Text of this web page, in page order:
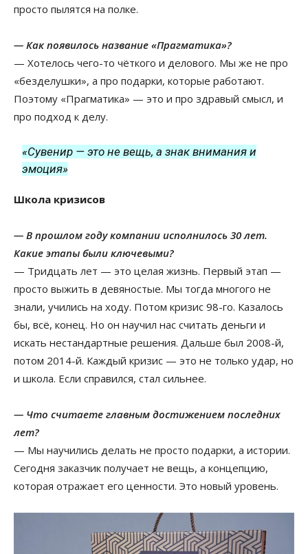
просто пылятся на полке.
— Как появилось название «Прагматика»?
— Хотелось чего-то чёткого и делового. Мы же не про
«безделушки», а про подарки, которые работают.
Поэтому «Прагматика» — это и про здравый смысл, и
про подход к делу.
«Сувенир — это не вещь, а знак внимания и
эмоция»
Школа кризисов
— В прошлом году компании исполнилось 30 лет.
Какие этапы были ключевыми?
— Тридцать лет — это целая жизнь. Первый этап —
просто выжить в девяностые. Мы тогда многого не
знали, учились на ходу. Потом кризис 98-го. Казалось
бы, всё, конец. Но он научил нас считать деньги и
искать нестандартные решения. Дальше был 2008-й,
потом 2014-й. Каждый кризис — это не только удар, но
и школа. Если справился, стал сильнее.
— Что считаете главным достижением последних
лет?
— Мы научились делать не просто подарки, а истории.
Сегодня заказчик получает не вещь, а концепцию,
которая отражает его ценности. Это новый уровень.